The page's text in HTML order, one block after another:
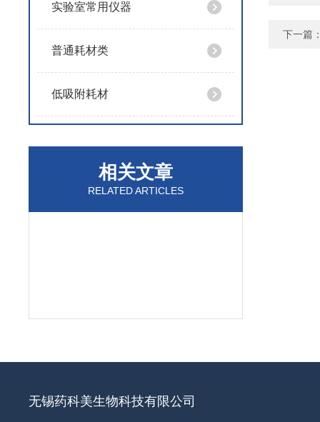
实验室常用仪器
普通耗材类
低吸附耗材
相关文章
RELATED ARTICLES
下一篇
无锡药科美生物科技有限公司